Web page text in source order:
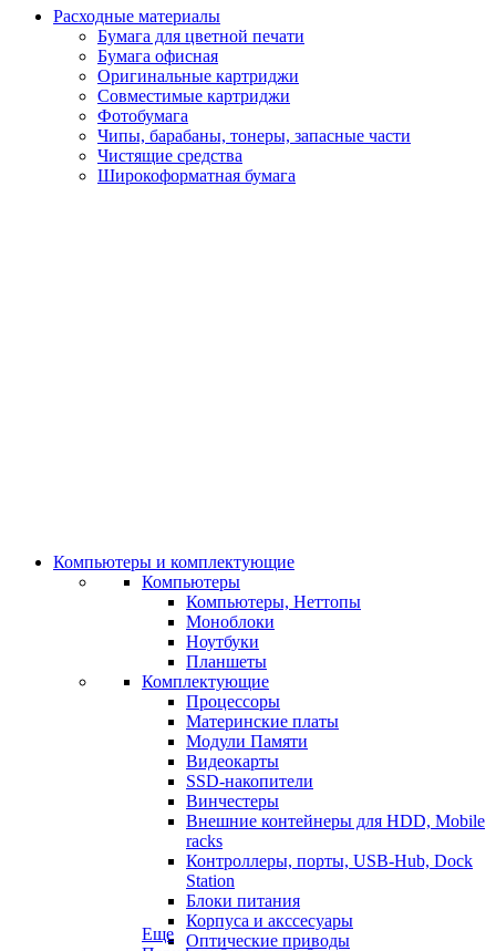
Расходные материалы
Бумага для цветной печати
Бумага офисная
Оригинальные картриджи
Совместимые картриджи
Фотобумага
Чипы, барабаны, тонеры, запасные части
Чистящие средства
Широкоформатная бумага
Компьютеры и комплектующие
Компьютеры
Компьютеры, Неттопы
Моноблоки
Ноутбуки
Планшеты
Комплектующие
Процессоры
Материнские платы
Модули Памяти
Видеокарты
SSD-накопители
Винчестеры
Внешние контейнеры для HDD, Mobile
racks
Контроллеры, порты, USB-Hub, Dock
Station
Блоки питания
Корпуса и акссесуары
Оптические приводы
Еще